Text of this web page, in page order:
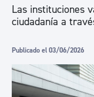
Las instituciones
ciudadanía a
Publicado el 03/06/2026